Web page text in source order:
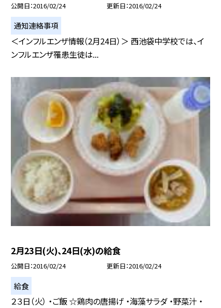
公開日 2016/02/24 更新日 2016/02/24
通知連絡事項
＜インフルエンザ情報（2月24日）＞ 西池袋中学校では、イ
ンフルエンザ罹患生徒は...
2月23日(火)、24日(水)の給食
公開日 2016/02/24 更新日 2016/02/24
給食
２３日（火） ・ご飯 ☆鶏肉の唐揚げ ・海藻サラダ ・野菜汁 ・